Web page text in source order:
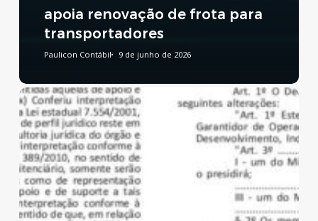
apoia renovação de frota para
transportadores
Paulicon Contábil 9 de junho de 2026
Reforma
Tributária:
publicado
decreto
que
regulamenta
a
CBS